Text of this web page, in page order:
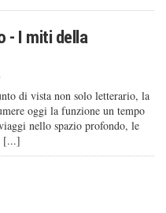
- I miti della
di vista non solo letterario, la
oggi la funzione un tempo
nello spazio profondo, le
[...]